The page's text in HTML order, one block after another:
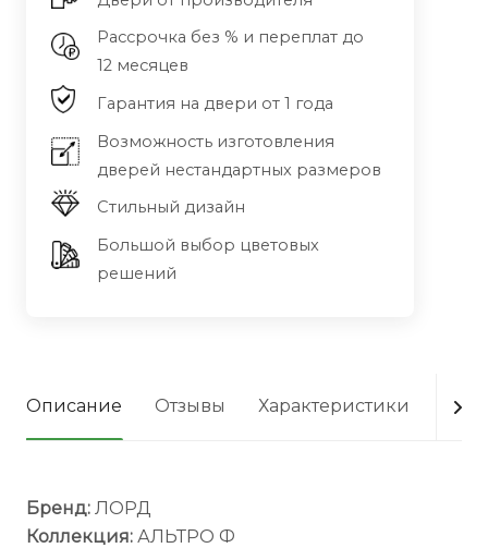
Рассрочка без % и переплат до
12 месяцев
Гарантия на двери от 1 года
Возможность изготовления
дверей нестандартных размеров
Стильный дизайн
Большой выбор цветовых
решений
Описание Отзывы Характеристики
Бренд: ЛОРД
Коллекция: АЛЬТРО Ф